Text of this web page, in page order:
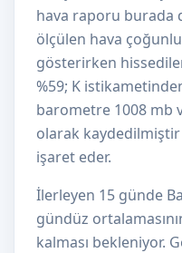
hava raporu burada
ölçülen hava
gösterirken
%59; K
barometre 1008 mb
olarak
işaret eder.
İlerleyen 15 günde
gündüz
kalması bekleniyor.